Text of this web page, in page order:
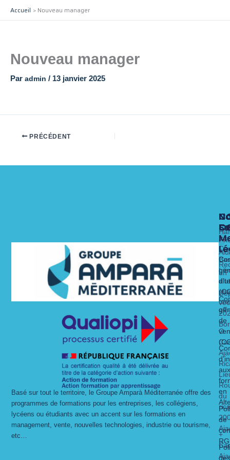
Accueil Nouveau manager
Nouveau manager
Par admin / 13 janvier 2025
PRÉCÉDENT
Basé sur tout le territoire, le Groupe Amparà Méditerranée offre des
programmes de formations pour les entreprises, les collégiens,
lycéens ou étudiants avec un accent sur les formations en
management, vente, nouvelles technologies, industrie ou tourisme,
etc…
un
x
dit
O
du
+
de
aux
en
de
des